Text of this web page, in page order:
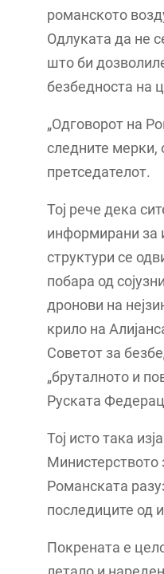
романското
Одлуката да не
што би
безбедноста на
„Одговорот на
следните мерки,
претседателот.
Тој рече дека
информирани за
структури се
побара од
дронови на
крило на
Советот за
„бруталното и
Руската
Тој исто така
Министерството
Романската
последиците од
Покрената е